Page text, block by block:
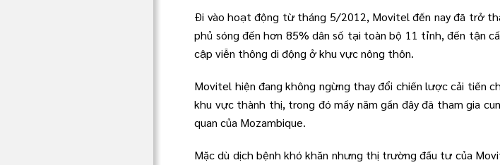
Đi vào hoạt động từ tháng 5/2012, Movitel đến nay đã trở
phủ sóng đến hơn 85% dân số tại toàn bộ 11 tỉnh, đến tận
cập viễn thông di động ở khu vực nông thôn.
Movitel hiện đang không ngừng thay đổi chiến lược cải tiến
khu vực thành thị, trong đó mấy năm gần đây đã tham gia
quan của Mozambique.
Mặc dù dịch bệnh khó khăn nhưng thị trường đầu tư của